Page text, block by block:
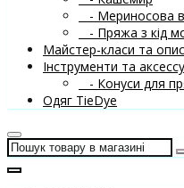
- Мериносова
- Пряжа з кід
Майстер-класи та
Інструменти та
- Конуси для
Одяг TieDye